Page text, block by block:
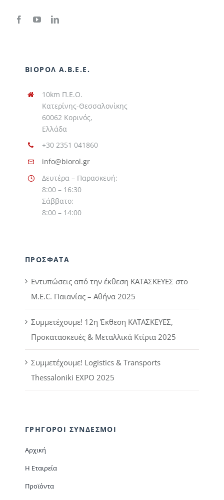
ΒΙΟΡΟΛ Α.Β.Ε.Ε.
10km Π.Ε.Ο.
Κατερίνης-Θεσσαλονίκης
60062 Κορινός,
Ελλάδα
+30 2351 041860
info@biorol.gr
Δευτέρα – Παρασκευή:
8:00 – 16:30
Σάββατο:
8:00 – 14:00
ΠΡΟΣΦΑΤΑ
Εντυπώσεις από την έκθεση ΚΑΤΑΣΚΕΥΕΣ στο
M.E.C. Παιανίας – Αθήνα 2025
Συμμετέχουμε! 12η Έκθεση ΚΑΤΑΣΚΕΥΕΣ,
Προκατασκευές & Μεταλλικά Κτίρια 2025
Συμμετέχουμε! Logistics & Transports
Thessaloniki EXPO 2025
ΓΡΗΓΟΡΟΙ ΣΥΝΔΕΣΜΟΙ
Αρχική
Η Εταιρεία
Προϊόντα